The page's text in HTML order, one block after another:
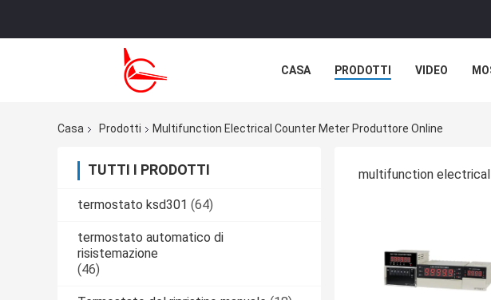
CASA PRODOTTI VIDEO
Casa
Prodotti Multifunction Electrical Counter Meter Produttore Online
TUTTI I PRODOTTI
termostato ksd301 (64)
termostato automatico di
risistemazione
(46)
multifunction